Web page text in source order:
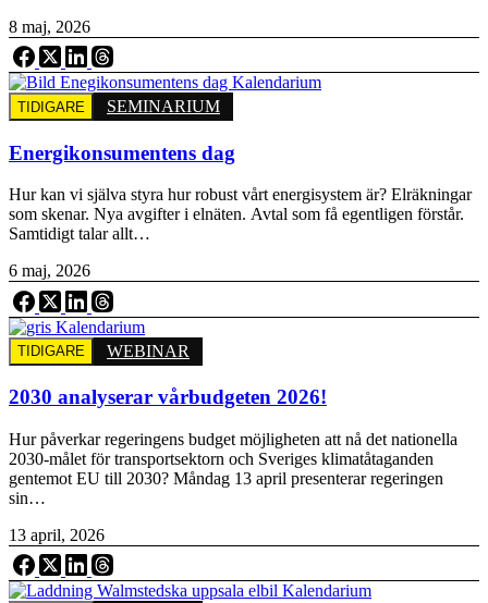
8 maj, 2026
TIDIGARE SEMINARIUM
Energikonsumentens dag
Hur kan vi själva styra hur robust vårt energisystem är? Elräkningar
som skenar. Nya avgifter i elnäten. Avtal som få egentligen förstår.
Samtidigt talar allt…
6 maj, 2026
TIDIGARE WEBINAR
2030 analyserar vårbudgeten 2026!
Hur påverkar regeringens budget möjligheten att nå det nationella
2030-målet för transportsektorn och Sveriges klimatåtaganden
gentemot EU till 2030? Måndag 13 april presenterar regeringen
sin…
13 april, 2026